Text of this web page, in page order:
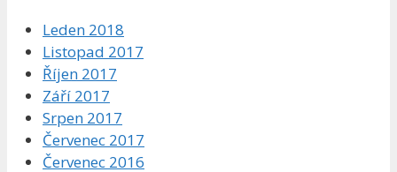
Leden 2018
Listopad 2017
Říjen 2017
Září 2017
Srpen 2017
Červenec 2017
Červenec 2016